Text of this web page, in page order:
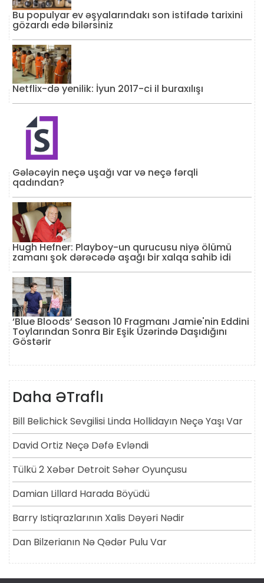
Bu populyar ev əşyalarındakı son istifadə tarixini
gözardı edə bilərsiniz
Netflix-də yenilik: İyun 2017-ci il buraxılışı
Gələcəyin neçə uşağı var və neçə fərqli
qadından?
Hugh Hefner: Playboy-un qurucusu niyə ölümü
zamanı şok dərəcədə aşağı bir xalqa sahib idi
‘Blue Bloods’ Season 10 Fragmanı Jamie'nin Eddini
Toylarından Sonra Bir Eşik Üzərində Daşıdığını
Göstərir
Daha ƏTraflı
Bill Belichick Sevgilisi Linda Hollidayın Neçə Yaşı Var
David Ortiz Neçə Dəfə Evləndi
Tülkü 2 Xəbər Detroit Səhər Oyunçusu
Damian Lillard Harada Böyüdü
Barry Istiqrazlarının Xalis Dəyəri Nədir
Dan Bilzerianın Nə Qədər Pulu Var